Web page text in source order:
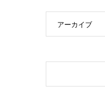
アーカイブ